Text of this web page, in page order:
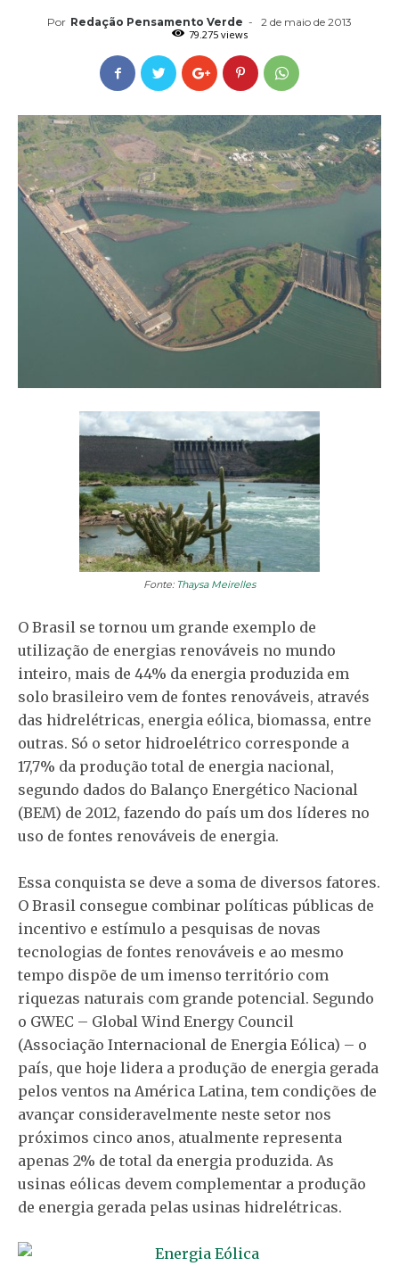
Por Redação Pensamento Verde -
2 de maio de 2013
79.275 views
Fonte: Thaysa Meirelles
O Brasil se tornou um grande exemplo de
utilização de energias renováveis no mundo
inteiro, mais de 44% da energia produzida em
solo brasileiro vem de fontes renováveis, através
das hidrelétricas, energia eólica, biomassa, entre
outras. Só o setor hidroelétrico corresponde a
17,7% da produção total de energia nacional,
segundo dados do Balanço Energético Nacional
(BEM) de 2012, fazendo do país um dos líderes no
uso de fontes renováveis de energia.
Essa conquista se deve a soma de diversos fatores.
O Brasil consegue combinar políticas públicas de
incentivo e estímulo a pesquisas de novas
tecnologias de fontes renováveis e ao mesmo
tempo dispõe de um imenso território com
riquezas naturais com grande potencial. Segundo
o GWEC – Global Wind Energy Council
(Associação Internacional de Energia Eólica) – o
país, que hoje lidera a produção de energia gerada
pelos ventos na América Latina, tem condições de
avançar consideravelmente neste setor nos
próximos cinco anos, atualmente representa
apenas 2% de total da energia produzida. As
usinas eólicas devem complementar a produção
de energia gerada pelas usinas hidrelétricas.